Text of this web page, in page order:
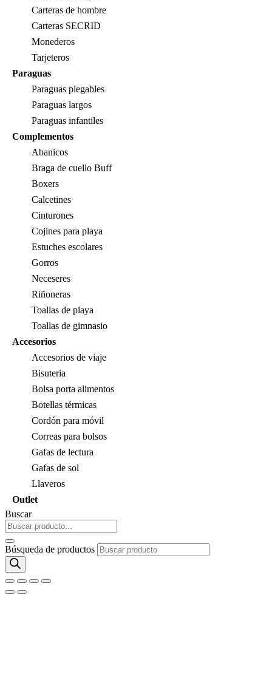
Carteras de hombre
Carteras SECRID
Monederos
Tarjeteros
Paraguas
Paraguas plegables
Paraguas largos
Paraguas infantiles
Complementos
Abanicos
Braga de cuello Buff
Boxers
Calcetines
Cinturones
Cojines para playa
Estuches escolares
Gorros
Neceseres
Riñoneras
Toallas de playa
Toallas de gimnasio
Accesorios
Accesorios de viaje
Bisuteria
Bolsa porta alimentos
Botellas térmicas
Cordón para móvil
Correas para bolsos
Gafas de lectura
Gafas de sol
Llaveros
Outlet
Buscar
Búsqueda de productos